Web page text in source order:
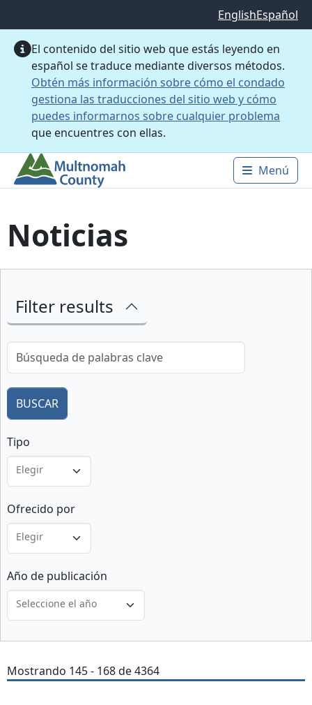
EnglishEspañol
El contenido del sitio web que estás leyendo en
español se traduce mediante diversos métodos.
Obtén más información sobre cómo el condado
gestiona las traducciones del sitio web y cómo
puedes informarnos sobre cualquier problema
que encuentres con ellas.
Main
Menú
Noticias
Filter results
Tipo
Elegir
Ofrecido por
Elegir
Año de publicación
Seleccione el año
Mostrando 145 - 168 de 4364